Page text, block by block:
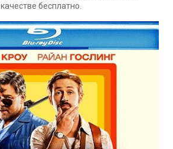
качестве бесплатно.